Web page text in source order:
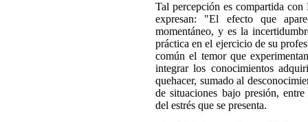
Tal percepción es compartida con
expresan: "El efecto que
momentáneo, y es la
práctica en el ejercicio de su
común el temor que
integrar los conocimientos
quehacer, sumado al
de situaciones bajo presión,
del estrés que se presenta.